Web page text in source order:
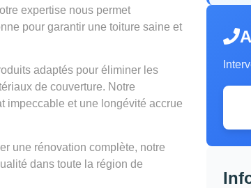
expertise nous permet
pour garantir une toiture saine et
adaptés pour éliminer les
de couverture. Notre
impeccable et une longévité accrue
une rénovation complète, notre
dans toute la région de